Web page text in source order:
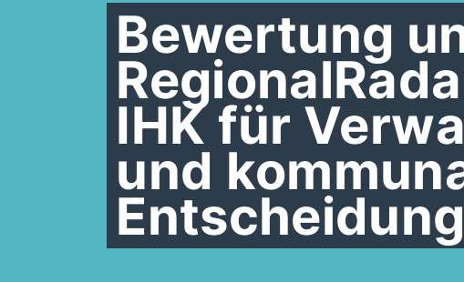
Bewertung
IHK für
und